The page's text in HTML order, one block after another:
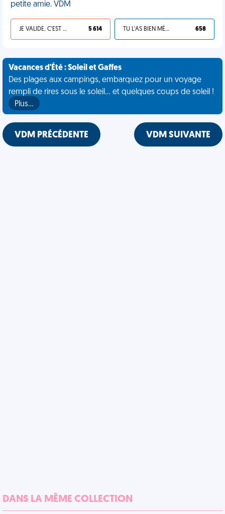
petite amie. VDM
JE VALIDE, C'EST UNE VDM 5 614 TU L'AS BIEN MÉRITÉ 658
Vacances d'Été : Soleil et Gaffes
Des plages aux campings, embarquez pour un voyage
rempli de rires sous le soleil... et quelques coups de soleil !
Plus…
VDM PRÉCÉDENTE VDM SUIVANTE
DANS LA MÊME COLLECTION